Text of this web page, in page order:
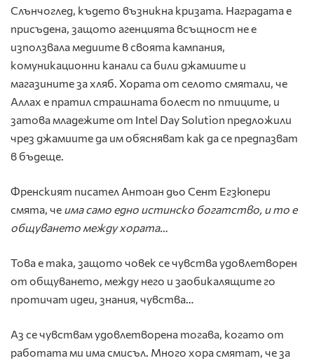
Слънчоглед, където възникна кризата. Наградата е
присъдена, защото агенцията всъщност не е
използвала медиите в своята кампания,
комуникационни канали са били джамиите и
магазините за хляб. Хората от селото смятали, че
Аллах е пратил страшната болест по птиците, и
затова младежите от Intel Day Solution предложили
чрез джамиите да им обясняват как да се предпазват
в бъдеще.
Френският писател Антоан дьо Сент Егзюпери
смята, че има само едно истинско богатство, и то е
общуването между хората…
Това е така, защото човек се чувства удовлетворен
от общуването, между него и заобикалящите го
протичат идеи, знания, чувства…
Аз се чувствам удовлетворена тогава, когато от
работата ми има смисъл. Много хора смятат, че за